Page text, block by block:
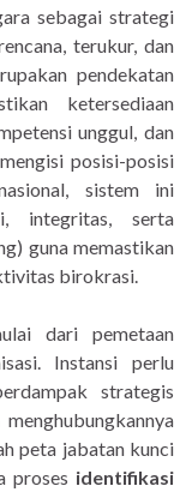
sebagai strategi
terukur, dan
pendekatan
ketersediaan
unggul, dan
posisi-posisi
sistem ini
integritas, serta
guna memastikan
birokrasi.
dari pemetaan
Instansi perlu
strategis
peta jabatan kunci
proses identifikasi